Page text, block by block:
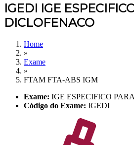
IGEDI IGE
DICLOFENACO
Home
»
Exame
»
FTAM FTA-ABS IGM
Exame: IGE ESPECIFICO
Código do Exame: IGEDI